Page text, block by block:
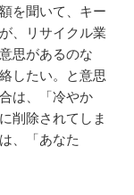
を聞いて、キー
、リサイクル業
思があるのな
したい。と意思
は、「冷やか
削除されてしま
、「あなた